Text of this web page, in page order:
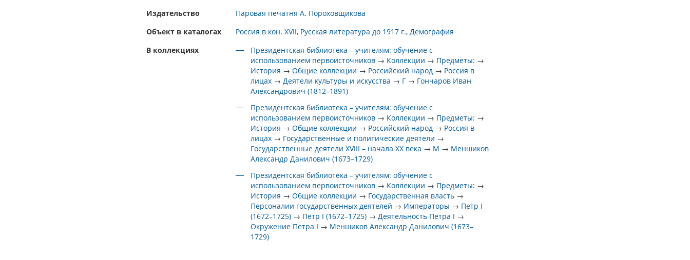
Издательство
Паровая печатня А. Пороховщикова
Объект в каталогах
Россия в кон. XVII Русская литература до 1917 г. Демография
В коллекциях
Президентская библиотека – учителям: обучение с
использованием первоисточников → Коллекции → Предметы: →
История →Общие коллекции → Российский народ → Россия в
лицах →Деятели культуры и искусства → Г → Гончаров Иван
Александрович (1812–1891)
Президентская библиотека – учителям: обучение с
использованием первоисточников → Коллекции → Предметы: →
История →Общие коллекции → Российский народ → Россия в
лицах → Государственные и политические деятели →
Государственные деятели XVIII – начала XX века → М → Меншиков
Александр Данилович (1673–1729)
Президентская библиотека – учителям: обучение с
использованием первоисточников → Коллекции → Предметы: →
История →Общие коллекции → Государственная власть →
Персоналии государственных деятелей → Императоры → Петр I
(1672–1725) → Пётр I (1672–1725) →Деятельность Петра I →
Окружение Петра I → Меншиков Александр Данилович (1673–
1729)